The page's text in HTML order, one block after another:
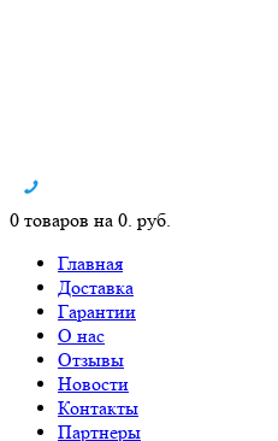
0 товаров на 0. руб.
Главная
Доставка
Гарантии
О нас
Отзывы
Новости
Контакты
Партнеры